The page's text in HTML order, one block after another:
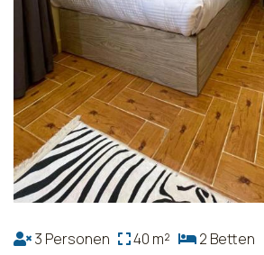
3 Personen 40 m²
2 Betten